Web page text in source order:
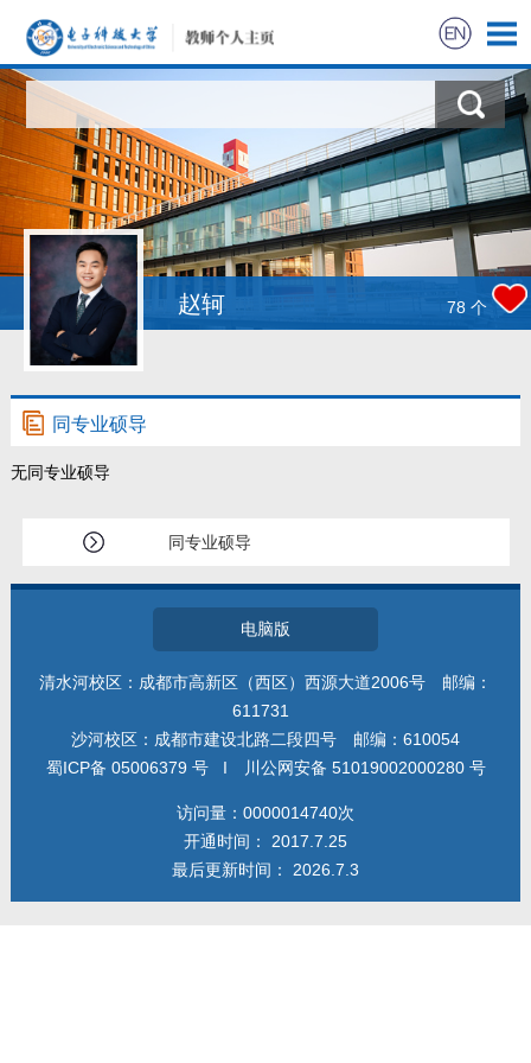
赵轲 78 个
同专业硕导
无同专业硕导
同专业硕导
电脑版
清水河校区：成都市高新区（西区）西源大道2006号 邮编：
611731
沙河校区：成都市建设北路二段四号 邮编：610054
蜀ICP备 05006379 号 I 川公网安备 51019002000280 号
访问量： 0000014740次
开通时间： 2017 7 25
最后更新时间： 2026 7 3